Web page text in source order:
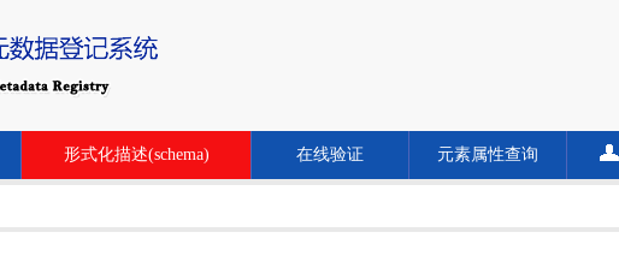
形式化描述(schema) 在线验证 元素属性查询